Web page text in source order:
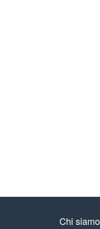
Chi siamo